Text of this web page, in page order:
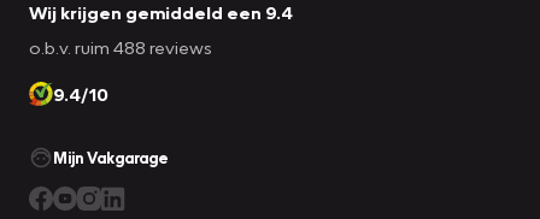
Wij krijgen gemiddeld een 9.4
o.b.v. ruim 488 reviews
9.4/10
Mijn Vakgarage